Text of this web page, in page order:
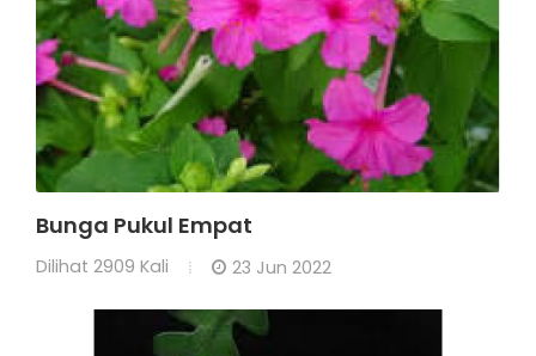
Bunga Pukul Empat
Dilihat 2909 Kali 23 Jun 2022